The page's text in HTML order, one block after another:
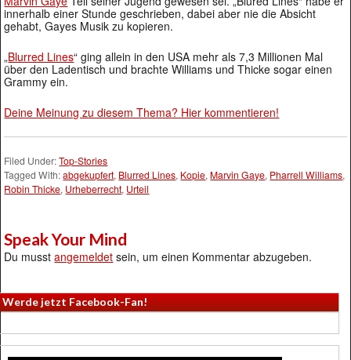
innerhalb einer Stunde geschrieben, dabei aber nie die Absicht
gehabt, Gayes Musik zu kopieren.
„Blurred Lines“ ging allein in den USA mehr als 7,3 Millionen Mal
über den Ladentisch und brachte Williams und Thicke sogar einen
Grammy ein.
Deine Meinung zu diesem Thema? Hier kommentieren!
Filed Under:Top-Stories
Tagged With:abgekupfert, Blurred Lines, Kopie, Marvin Gaye, Pharrell Williams,
Robin Thicke, Urheberrecht, Urteil
Speak Your Mind
Du musstangemeldet sein, um einen Kommentar abzugeben.
Werde jetzt Facebook-Fan!